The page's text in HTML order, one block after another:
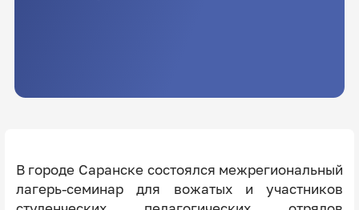
В городе Саранске состоялся межрегиональный
лагерь-семинар для вожатых и участников